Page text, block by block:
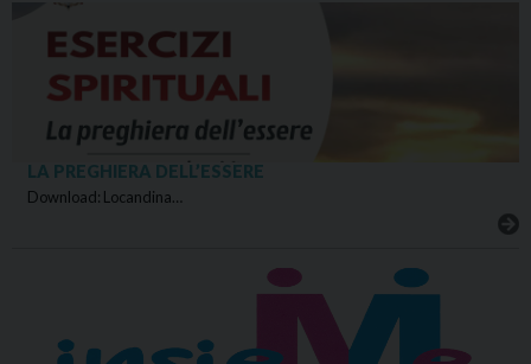
LA PREGHIERA DELL’ESSERE
Download: Locandina…